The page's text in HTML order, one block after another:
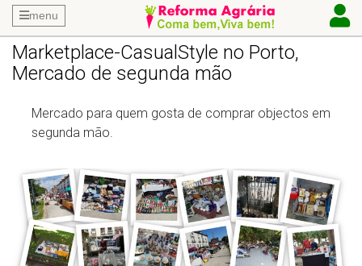
menu
Marketplace-CasualStyle no Porto,
Mercado de segunda mão
Mercado para quem gosta de comprar objectos em
segunda mão.